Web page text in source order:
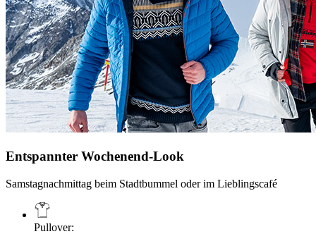
Entspannter Wochenend-Look
Samstagnachmittag beim Stadtbummel oder im Lieblingscafé
Pullover: